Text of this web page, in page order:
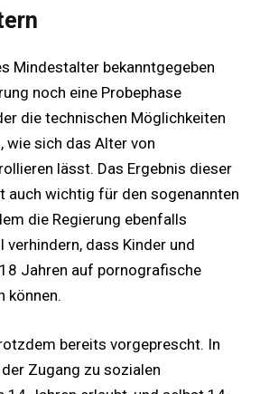
Mindestalter bekanntgegeben
noch eine Probephase
die technischen Möglichkeiten
wie sich das Alter von
lässt. Das Ergebnis dieser
auch wichtig für den sogenannten
die Regierung ebenfalls
verhindern, dass Kinder und
Jahren auf pornografische
können.
bereits vorgeprescht. In
Zugang zu sozialen